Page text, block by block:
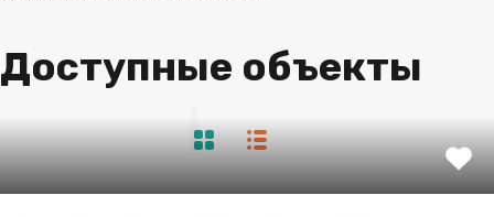
Доступные объекты